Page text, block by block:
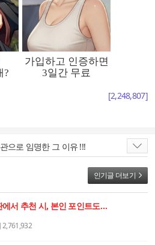
[2,248,807]
으로 임명한 그 이유 !!!
인기글 더보기
시, 본인 포인트도 함께 상승합니다. ]
2,761,932